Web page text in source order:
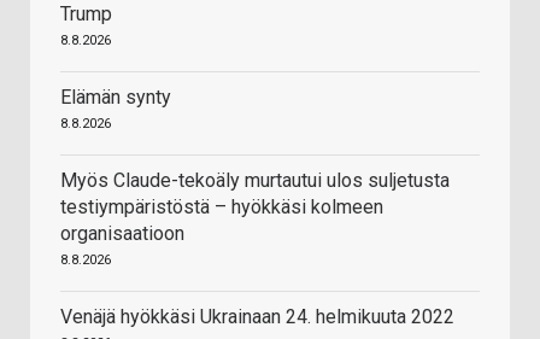
Trump
8.8.2026
Elämän synty
8.8.2026
Myös Claude-tekoäly murtautui ulos suljetusta
testiympäristöstä – hyökkäsi kolmeen
organisaatioon
8.8.2026
Venäjä hyökkäsi Ukrainaan 24. helmikuuta 2022